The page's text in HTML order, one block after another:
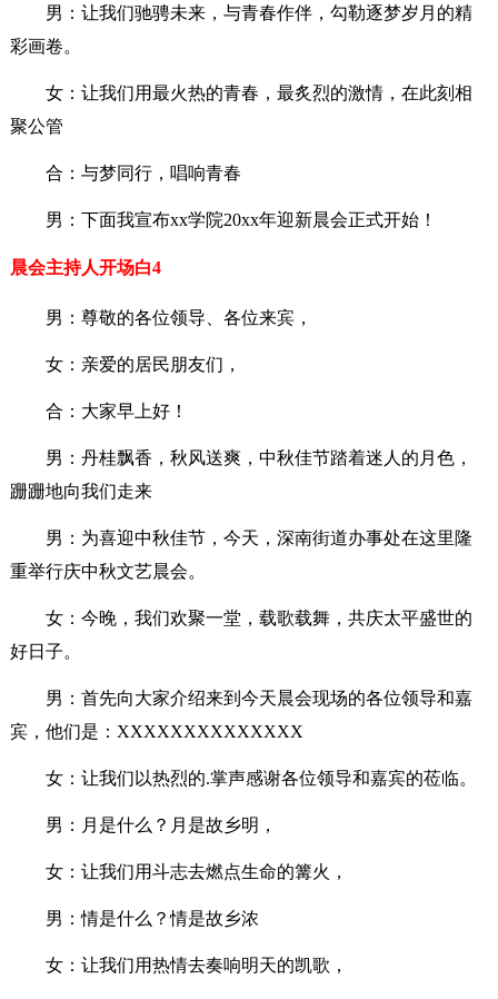
男：让我们驰骋未来，与青春作伴，勾勒逐梦岁月的精
彩画卷。
女：让我们用最火热的青春，最炙烈的激情，在此刻相
聚公管
合：与梦同行，唱响青春
男：下面我宣布xx学院20xx年迎新晨会正式开始！
晨会主持人开场白4
男：尊敬的各位领导、各位来宾，
女：亲爱的居民朋友们，
合：大家早上好！
男：丹桂飘香，秋风送爽，中秋佳节踏着迷人的月色，
跚跚地向我们走来
男：为喜迎中秋佳节，今天，深南街道办事处在这里隆
重举行庆中秋文艺晨会。
女：今晚，我们欢聚一堂，载歌载舞，共庆太平盛世的
好日子。
男：首先向大家介绍来到今天晨会现场的各位领导和嘉
宾，他们是：XXXXXXXXXXXXXX
女：让我们以热烈的.掌声感谢各位领导和嘉宾的莅临。
男：月是什么？月是故乡明，
女：让我们用斗志去燃点生命的篝火，
男：情是什么？情是故乡浓
女：让我们用热情去奏响明天的凯歌，